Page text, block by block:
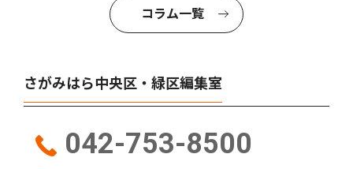
コラム一覧
さがみはら中央区・緑区編集室
042-753-8500